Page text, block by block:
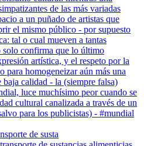
de susta